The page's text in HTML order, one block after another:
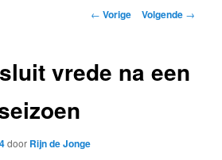
Bericht
← Vorige Volgende →
vrede na een
door Rijn de Jonge